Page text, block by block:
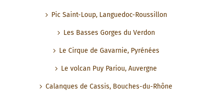
Pic Saint-Loup, Languedoc-Roussillon
Les Basses Gorges du Verdon
Le Cirque de Gavarnie, Pyrénées
Le volcan Puy Pariou, Auvergne
Calanques de Cassis, Bouches-du-Rhône